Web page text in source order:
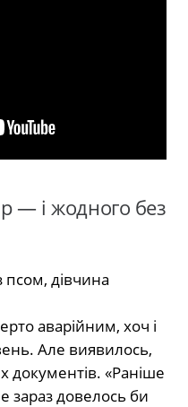
— і жодного без
псом, дівчина
аварійним, хоч і
Але виявилось,
«Раніше
зараз довелось би